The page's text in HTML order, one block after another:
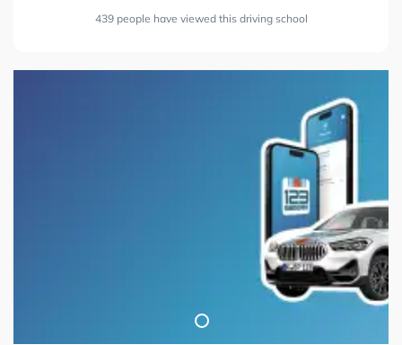
439 people have viewed this driving school